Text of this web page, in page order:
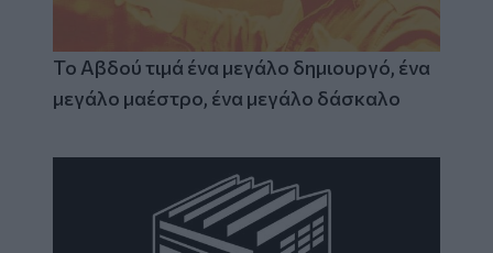
Το Αβδού τιμά ένα μεγάλο δημιουργό, ένα
μεγάλο μαέστρο, ένα μεγάλο δάσκαλο